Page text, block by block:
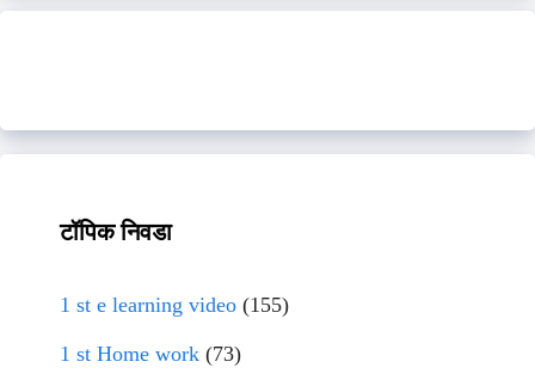
टॉपिक निवडा
1 st e learning video (155)
1 st Home work (73)